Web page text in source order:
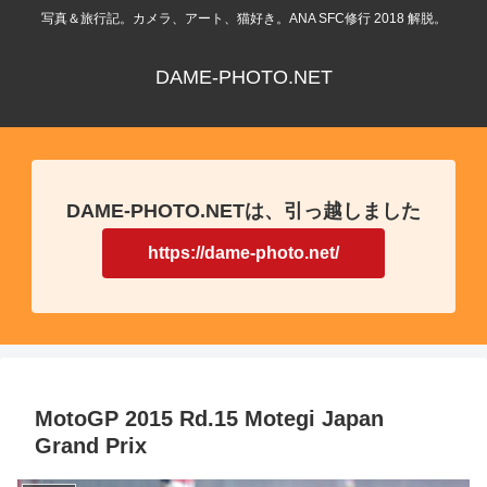
写真＆旅行記。カメラ、アート、猫好き。ANA SFC修行 2018 解脱。
DAME-PHOTO.NET
DAME-PHOTO.NETは、引っ越しました
https://dame-photo.net/
MotoGP 2015 Rd.15 Motegi Japan
Grand Prix